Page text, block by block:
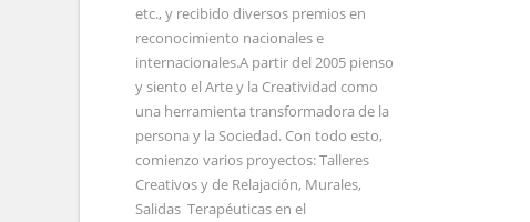
etc., y recibido diversos premios en
reconocimiento nacionales e
internacionales.A partir del 2005 pienso
y siento el Arte y la Creatividad como
una herramienta transformadora de la
persona y la Sociedad. Con todo esto,
comienzo varios proyectos: Talleres
Creativos y de Relajación, Murales,
Salidas Terapéuticas en el